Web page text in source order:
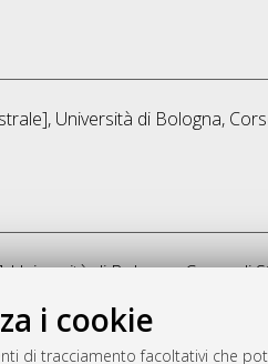
i cookie
di tracciamento facoltativi che
Università di Bologna,
Università di Bologna, Corso di
Questa lista e'